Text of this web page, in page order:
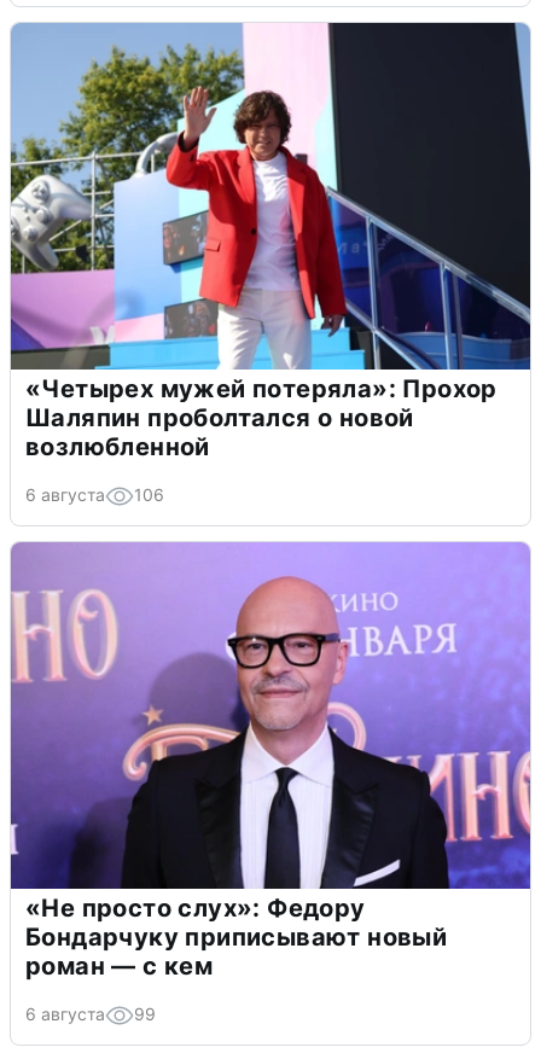
«Четырех мужей потеряла»: Прохор
Шаляпин проболтался о новой
возлюбленной
6 августа 106
«Не просто слух»: Федору
Бондарчуку приписывают новый
роман — с кем
6 августа 99